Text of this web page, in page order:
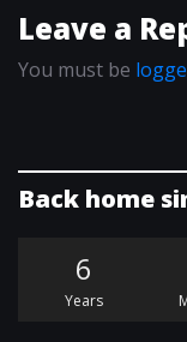
Leave a
You must be
Back home
6
Years